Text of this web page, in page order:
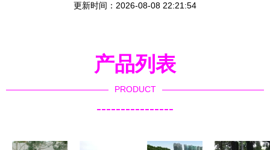
更新时间：2026-08-08 22:21:54
产品列表
PRODUCT
----------------